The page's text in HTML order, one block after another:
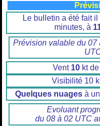
Le bulletin a été fait il
minutes, à
Prévision valable du 07
Vent 10 kt de
Visibilité 10
Quelques nuages à
Evoluant
du 08 à 02 UTC